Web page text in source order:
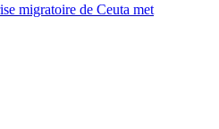
migratoire de Ceuta met